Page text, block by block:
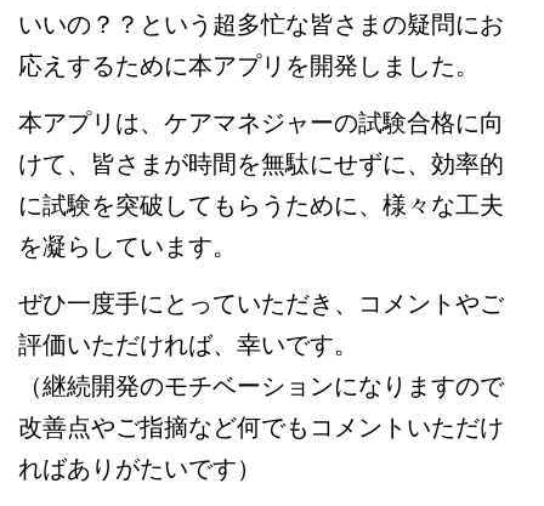
いいの？？という超多忙な皆さまの疑問にお
応えするために本アプリを開発しました。
本アプリは、ケアマネジャーの試験合格に向
けて、皆さまが時間を無駄にせずに、効率的
に試験を突破してもらうために、様々な工夫
を凝らしています。
ぜひ一度手にとっていただき、コメントやご
評価いただければ、幸いです。
（継続開発のモチベーションになりますので
改善点やご指摘など何でもコメントいただけ
ればありがたいです）